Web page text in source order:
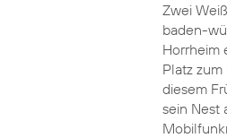
Zwei
baden-
Horrheim
Platz
diesem
sein Nest